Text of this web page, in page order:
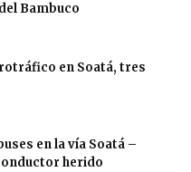
Bambuco
en Soatá, tres
en la vía Soatá –
herido